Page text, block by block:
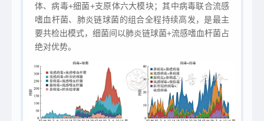
体、病毒+细菌+支原体六大模块；其中病毒联合流感
嗜血杆菌、肺炎链球菌的组合全程持续高发，是最主
要共检出模式，细菌间以肺炎链球菌+流感嗜血杆菌占
绝对优势。